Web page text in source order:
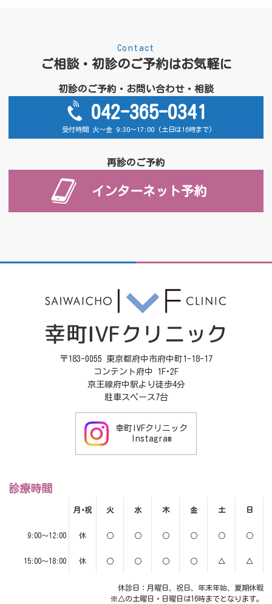
ご相談・初診のご予約はお気軽に
Contact
初診のご予約・お問い合わせ・相談
042-365-0341
受付時間 火～金 9:30～17:00 (土日は16時まで)
再診のご予約
インターネット予約
〒183-0055 東京都府中市府中町1-18-17
コンテント府中 1F･2F
京王線府中駅より徒歩4分
駐車スペース7台
幸町IVFクリニック
Instagram
診療時間
月･祝 火 水 木 金 土 日
9:00～12:00 休 ○ ○ ○ ○ ○ ○
15:00～18:00 休 ○ ○ ○ ○ △ △
休診日：月曜日、祝日、年末年始、夏期休暇
※△の土曜日・日曜日は16時までとなります。